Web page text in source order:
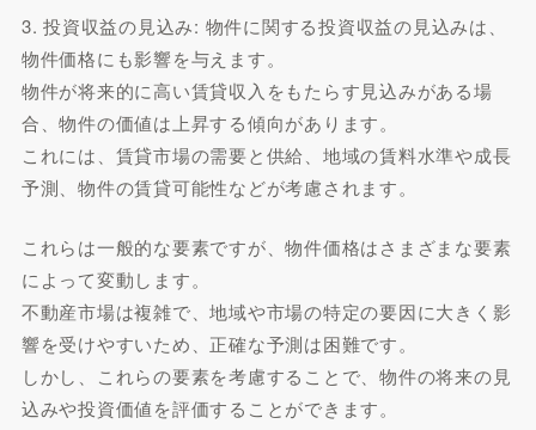
3. 投資収益の見込み: 物件に関する投資収益の見込みは、
物件価格にも影響を与えます。
物件が将来的に高い賃貸収入をもたらす見込みがある場
合、物件の価値は上昇する傾向があります。
これには、賃貸市場の需要と供給、地域の賃料水準や成長
予測、物件の賃貸可能性などが考慮されます。
これらは一般的な要素ですが、物件価格はさまざまな要素
によって変動します。
不動産市場は複雑で、地域や市場の特定の要因に大きく影
響を受けやすいため、正確な予測は困難です。
しかし、これらの要素を考慮することで、物件の将来の見
込みや投資価値を評価することができます。